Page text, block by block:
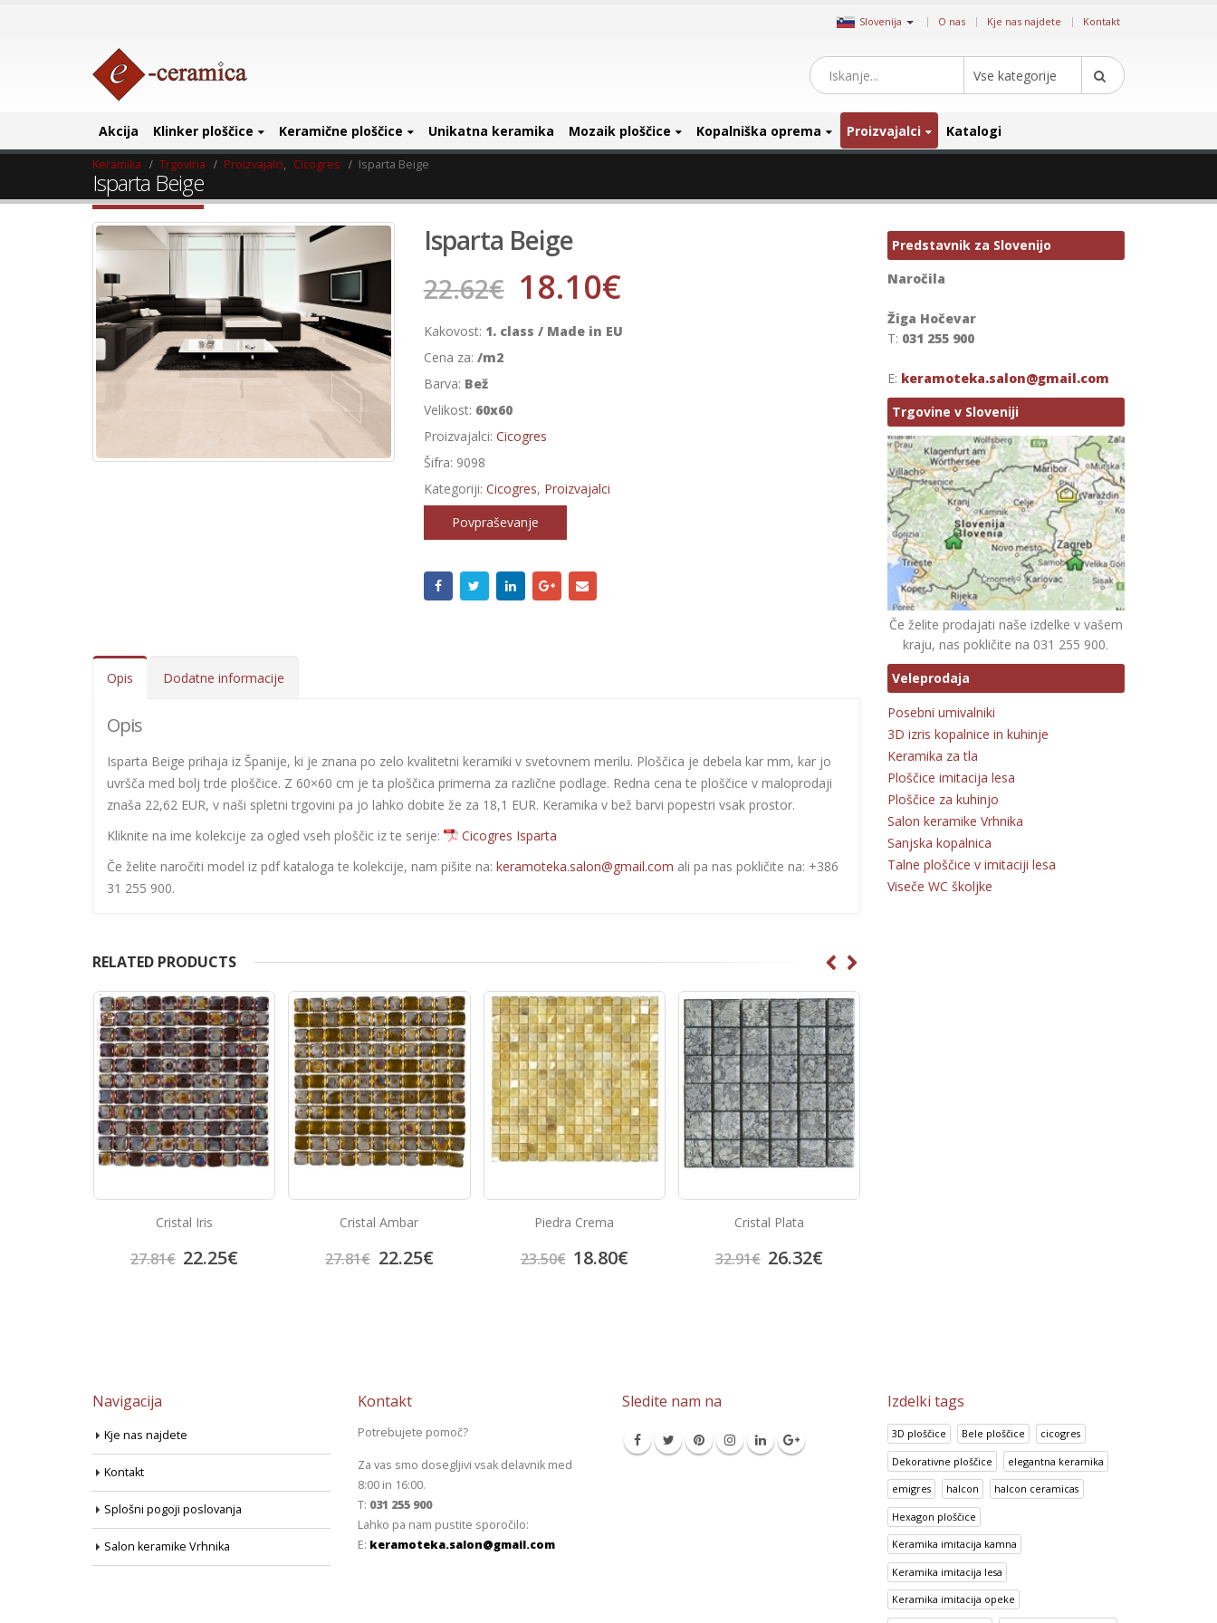
Slovenija | O nas Kje nas najdete Kontakt
Vse kategorije
Akcija Klinker ploščice Keramične ploščice Unikatna keramika Mozaik ploščice Kopalniška oprema Proizvajalci Katalogi
Keramika Trgovina Proizvajalci, Cicogres Isparta Beige
Isparta Beige
Isparta Beige
22.62€ 18.10€
Kakovost: 1. class / Made in EU
Cena za: /m2
Barva: Bež
Velikost: 60x60
Proizvajalci: Cicogres
Šifra: 9098
Kategoriji: Cicogres, Proizvajalci
Povpraševanje
Opis Dodatne informacije
Opis
Isparta Beige prihaja iz Španije, ki je znana po zelo kvalitetni keramiki v svetovnem merilu. Ploščica je debela kar mm, kar jo
uvršča med bolj trde ploščice. Z 60×60 cm je ta ploščica primerna za različne podlage. Redna cena te ploščice v maloprodaji
znaša 22,62 EUR, v naši spletni trgovini pa jo lahko dobite že za 18,1 EUR. Keramika v bež barvi popestri vsak prostor.
Kliknite na ime kolekcije za ogled vseh ploščic iz te serije:
Cicogres Isparta
Če želite naročiti model iz pdf kataloga te kolekcije, nam pišite na: keramoteka.salon@gmail.com ali pa nas pokličite na: +386
31 255 900.
RELATED PRODUCTS
Cristal Iris
27.81€ 22.25€
Cristal Ambar
27.81€ 22.25€
Piedra Crema
23.50€ 18.80€
Cristal Plata
32.91€ 26.32€
Predstavnik za Slovenijo
Naročila
Žiga Hočevar
T: 031 255 900
E: keramoteka.salon@gmail.com
Trgovine v Sloveniji
Če želite prodajati naše izdelke v vašem
kraju, nas pokličite na 031 255 900.
Veleprodaja
Posebni umivalniki
3D izris kopalnice in kuhinje
Keramika za tla
Ploščice imitacija lesa
Ploščice za kuhinjo
Salon keramike Vrhnika
Sanjska kopalnica
Talne ploščice v imitaciji lesa
Viseče WC školjke
Navigacija
Kje nas najdete
Kontakt
Splošni pogoji poslovanja
Salon keramike Vrhnika
Kontakt
Potrebujete pomoč?
Za vas smo dosegljivi vsak delavnik med
8:00 in 16:00.
T: 031 255 900
Lahko pa nam pustite sporočilo:
E: keramoteka.salon@gmail.com
Sledite nam na Izdelki tags
3D ploščice Bele ploščice cicogres
Dekorativne ploščice elegantna keramika
emigres halcon halcon ceramicas
Hexagon ploščice
Keramika imitacija kamna
Keramika imitacija lesa
Keramika imitacija opeke